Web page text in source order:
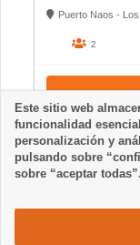
Puerto Naos -
2
Este sitio web
funcionalidad
personalización y
pulsando sobre
sobre “aceptar todas”.